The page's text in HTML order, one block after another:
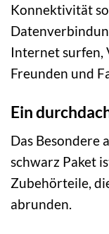
Konnektivität
Internet surfen,
Freunden und
Ein
Das Besondere
schwarz Paket
Zubehörteile,
abrunden.